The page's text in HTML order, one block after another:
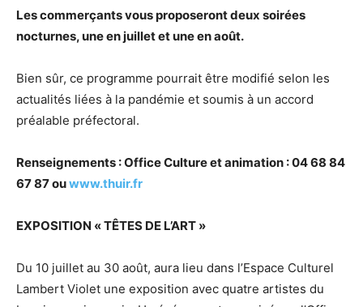
Les commerçants vous proposeront deux soirées
nocturnes, une en juillet et une en août.
Bien sûr, ce programme pourrait être modifié selon les
actualités liées à la pandémie et soumis à un accord
préalable préfectoral.
Renseignements : Office Culture et animation : 04 68 84
67 87 ouwww.thuir.fr
EXPOSITION « TÊTES DE L’ART »
Du 10 juillet au 30 août, aura lieu dans l’Espace Culturel
Lambert Violet une exposition avec quatre artistes du